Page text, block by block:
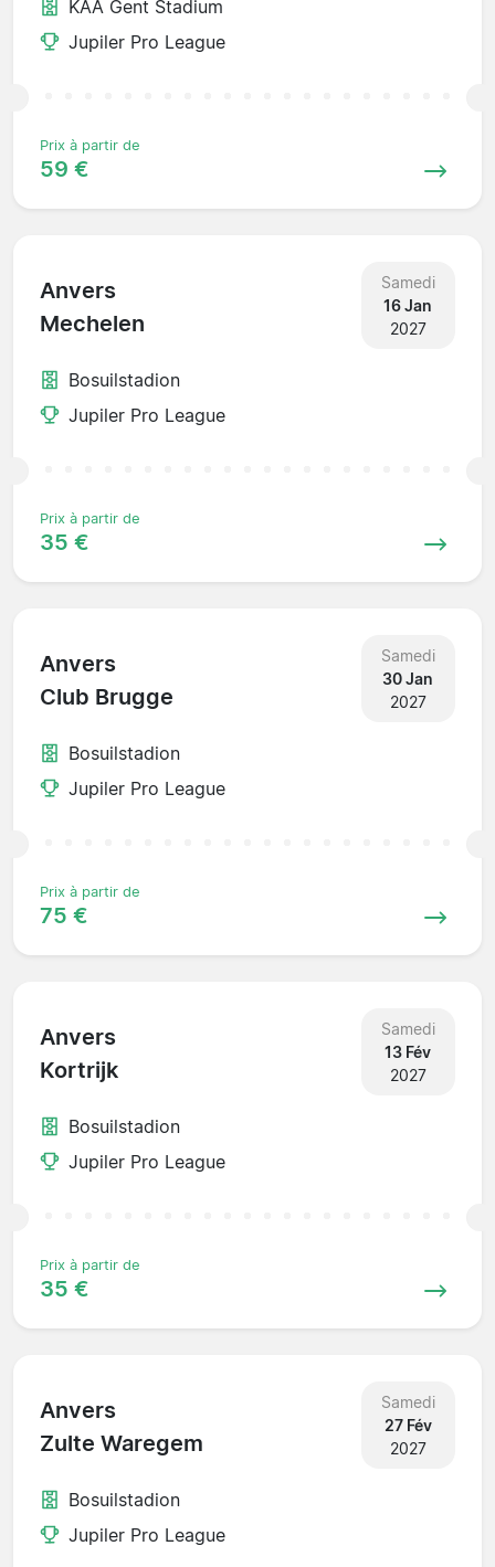
KAA Gent Stadium
Jupiler Pro League
Prix à partir de
59 €
Anvers
Mechelen
Samedi
16 Jan
2027
Bosuilstadion
Jupiler Pro League
Prix à partir de
35 €
Anvers
Club Brugge
Samedi
30 Jan
2027
Bosuilstadion
Jupiler Pro League
Prix à partir de
75 €
Anvers
Kortrijk
Samedi
13 Fév
2027
Bosuilstadion
Jupiler Pro League
Prix à partir de
35 €
Anvers
Zulte Waregem
Samedi
27 Fév
2027
Bosuilstadion
Jupiler Pro League